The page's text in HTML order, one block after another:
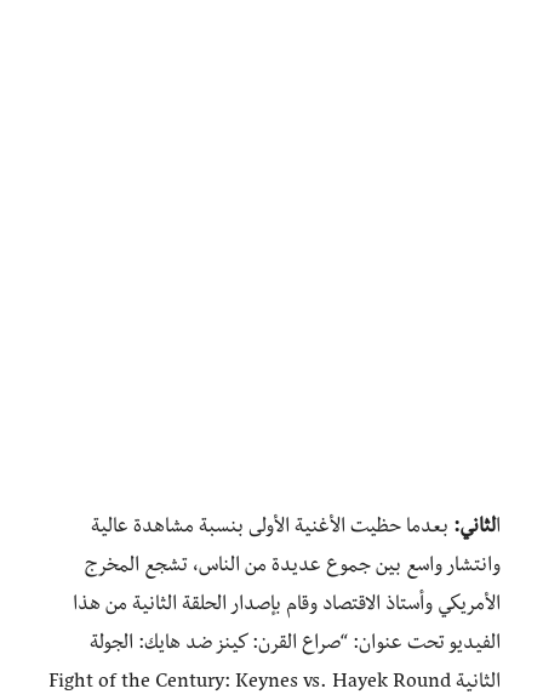
الثاني: بعدما حظيت الأغنية الأولى بنسبة مشاهدة عالية
وانتشار واسع بين جموع عديدة من الناس، تشجع المخرج
الأمريكي وأستاذ الاقتصاد وقام بإصدار الحلقة الثانية من هذا
الفيديو تحت عنوان: “صراع القرن: كينز ضد هايك: الجولة
الثانية Fight of the Century: Keynes vs. Hayek Round